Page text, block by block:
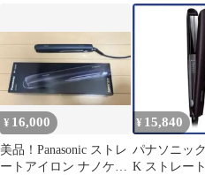
ン ナノケ
¥ 16,000
美品！Panasonic ストレ
ートアイロン ナノケア
¥ 15,840
パナソニッ
K ストレー